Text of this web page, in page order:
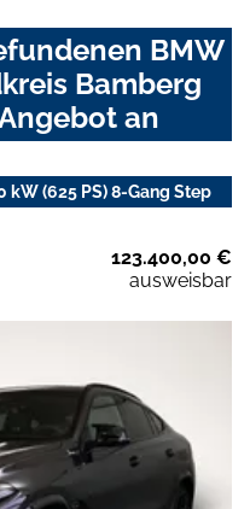
BMW
Bamberg
an
kW (625 PS) 8-Gang Step
123.400,00 €
ausweisbar